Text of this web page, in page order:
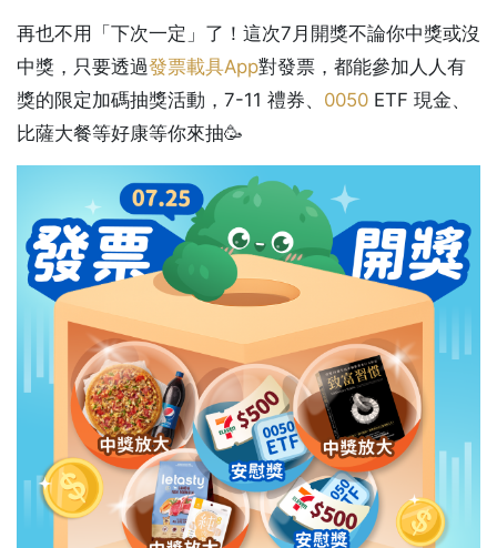
再也不用「下次一定」了！這次7月開獎不論你中獎或沒
中獎，只要透過發票載具App對發票，都能參加人人有
獎的限定加碼抽獎活動，7-11 禮券、 0050 ETF 現金、
比薩大餐等好康等你來抽🥳